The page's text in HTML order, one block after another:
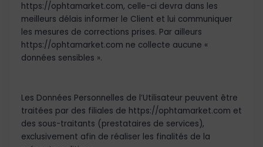
https://ophtamarket.com, celle-ci devra dans les
meilleurs délais informer le Client et lui communiquer
les mesures de corrections prises. Par ailleurs
https://ophtamarket.com ne collecte aucune «
données sensibles ».
Les Données Personnelles de l’Utilisateur peuvent être
traitées par des filiales de https://ophtamarket.com et
des sous-traitants (prestataires de services),
exclusivement afin de réaliser les finalités de la